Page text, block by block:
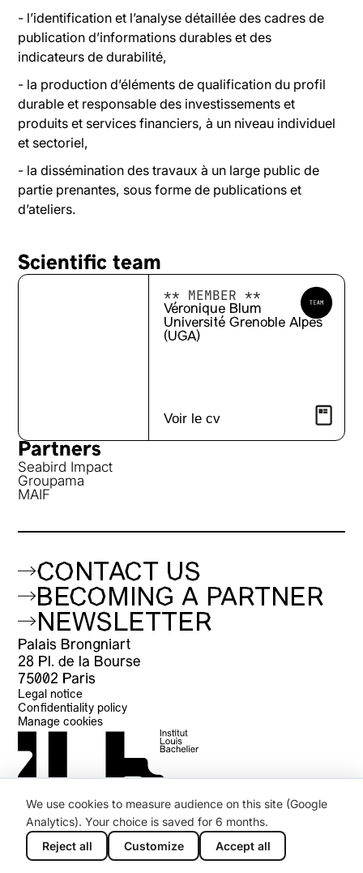
- l’identification et l’analyse détaillée des cadres de
publication d’informations durables et des
indicateurs de durabilité,
- la production d’éléments de qualification du profil
durable et responsable des investissements et
produits et services financiers, à un niveau individuel
et sectoriel,
- la dissémination des travaux à un large public de
partie prenantes, sous forme de publications et
d’ateliers.
Scientific team
** MEMBER **
Véronique Blum
Université Grenoble Alpes
(UGA)
Voir le cv
Partners
Seabird Impact
Groupama
MAIF
CONTACT US
BECOMING A PARTNER
NEWSLETTER
Palais Brongniart
28 Pl. de la Bourse
75002 Paris
Legal notice
Confidentiality policy
Manage cookies
We use cookies to measure audience on this site (Google
Analytics). Your choice is saved for 6 months.
Reject all
Customize Accept all